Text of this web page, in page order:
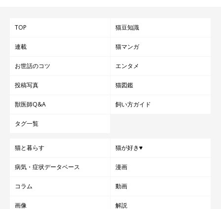
TOP 猫豆知識
連載 猫マンガ
お世話のコツ エンタメ
投稿写真 猫図鑑
獣医師Q&A 飼い方ガイド
タグ一覧
猫と暮らす 猫が好き♥
病気・症状データベース 漫画
コラム 動画
画像 解説